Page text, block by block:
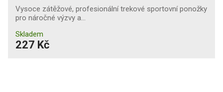
Vysoce zátěžové, profesionální trekové sportovní ponožky
pro náročné výzvy a…
Skladem
227 Kč